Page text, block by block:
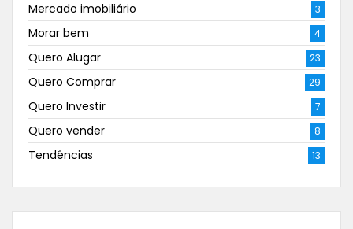
Mercado imobiliário 3
Morar bem 4
Quero Alugar 23
Quero Comprar 29
Quero Investir 7
Quero vender 8
Tendências 13